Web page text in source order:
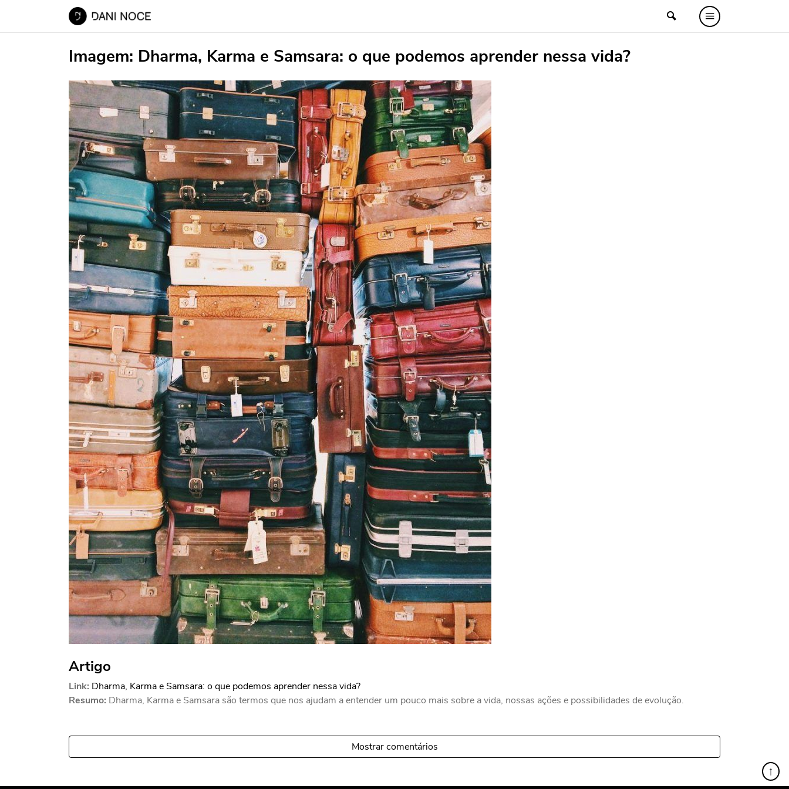
Imagem: Dharma, Karma e Samsara: o que podemos aprender nessa vida?
Artigo
Link: Dharma, Karma e Samsara: o que podemos aprender nessa vida?
Resumo: Dharma, Karma e Samsara são termos que nos ajudam a entender um pouco mais sobre a vida, nossas ações e possibilidades de evolução.
Mostrar comentários
↑